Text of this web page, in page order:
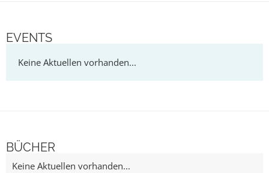
EVENTS
BÜCHER